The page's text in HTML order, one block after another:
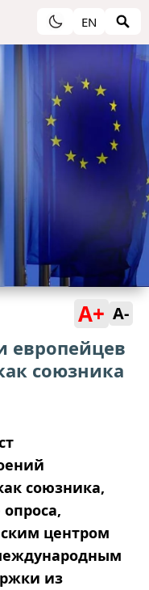
EN
A+ A-
европейцев
союзника
союзника,
центром
из